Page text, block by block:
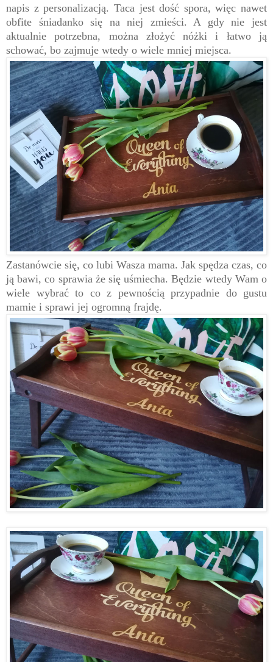
napis z personalizacją. Taca jest dość spora, więc nawet
obfite śniadanko się na niej zmieści. A gdy nie jest
aktualnie potrzebna, można złożyć nóżki i łatwo ją
schować, bo zajmuje wtedy o wiele mniej miejsca.
Zastanówcie się, co lubi Wasza mama. Jak spędza czas, co
ją bawi, co sprawia że się uśmiecha. Będzie wtedy Wam o
wiele wybrać to co z pewnością przypadnie do gustu
mamie i sprawi jej ogromną frajdę.